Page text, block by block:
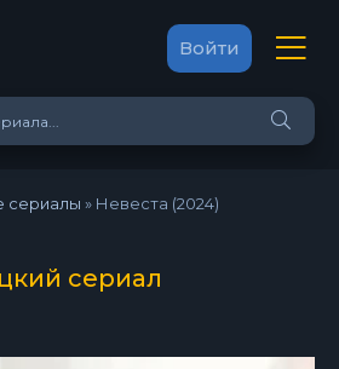
Войти
сериалы » Невеста (2024)
сериал